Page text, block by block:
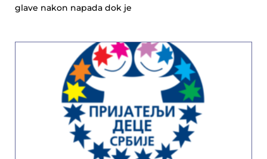
glave nakon napada dok je